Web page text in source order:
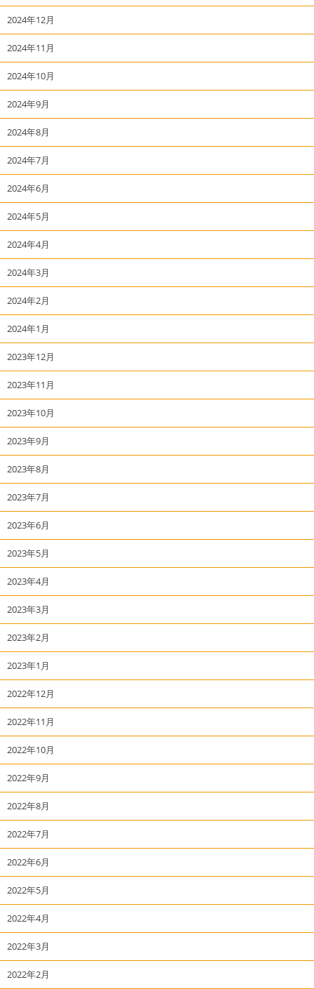
2024年12月
2024年11月
2024年10月
2024年9月
2024年8月
2024年7月
2024年6月
2024年5月
2024年4月
2024年3月
2024年2月
2024年1月
2023年12月
2023年11月
2023年10月
2023年9月
2023年8月
2023年7月
2023年6月
2023年5月
2023年4月
2023年3月
2023年2月
2023年1月
2022年12月
2022年11月
2022年10月
2022年9月
2022年8月
2022年7月
2022年6月
2022年5月
2022年4月
2022年3月
2022年2月